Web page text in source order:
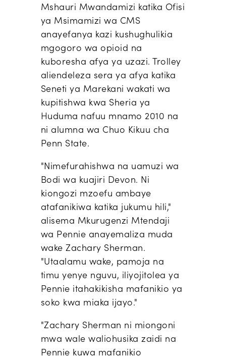
Mshauri Mwandamizi katika Ofisi
ya Msimamizi wa CMS
anayefanya kazi kushughulikia
mgogoro wa opioid na
kuboresha afya ya uzazi. Trolley
aliendeleza sera ya afya katika
Seneti ya Marekani wakati wa
kupitishwa kwa Sheria ya
Huduma nafuu mnamo 2010 na
ni alumna wa Chuo Kikuu cha
Penn State.
"Nimefurahishwa na uamuzi wa
Bodi wa kuajiri Devon. Ni
kiongozi mzoefu ambaye
atafanikiwa katika jukumu hili,"
alisema Mkurugenzi Mtendaji
wa Pennie anayemaliza muda
wake Zachary Sherman.
"Utaalamu wake, pamoja na
timu yenye nguvu, iliyojitolea ya
Pennie itahakikisha mafanikio ya
soko kwa miaka ijayo."
"Zachary Sherman ni miongoni
mwa wale waliohusika zaidi na
Pennie kuwa mafanikio